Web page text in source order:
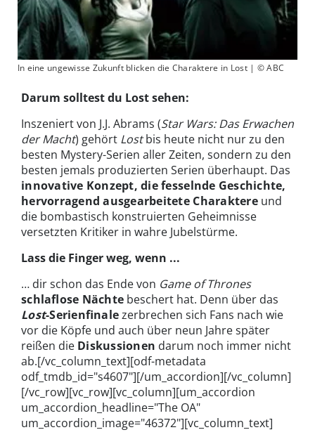
In eine ungewisse Zukunft blicken die Charaktere in Lost | © ABC
Darum solltest du Lost sehen:
Inszeniert von J.J. Abrams (Star Wars: Das Erwachen
der Macht) gehört Lostbis heute nicht nur zu den
besten Mystery-Serien aller Zeiten, sondern zu den
besten jemals produzierten Serien überhaupt. Das
innovative Konzept, die fesselnde Geschichte,
hervorragend ausgearbeitete Charaktereund
die bombastisch konstruierten Geheimnisse
versetzten Kritiker in wahre Jubelstürme.
Lass die Finger weg, wenn ...
… dir schon das Ende von Game of Thrones
schlaflose Nächte beschert hat. Denn über das
Lost-Serienfinalezerbrechen sich Fans nach wie
vor die Köpfe und auch über neun Jahre später
reißen die Diskussionen darum noch immer nicht
ab.[/vc_column_text][odf-metadata
odf_tmdb_id="s4607"][/um_accordion][/vc_column]
[/vc_row][vc_row][vc_column][um_accordion
um_accordion_headline="The OA"
um_accordion_image="46372"][vc_column_text]